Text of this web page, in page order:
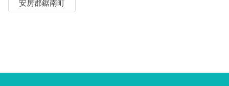
安房郡鋸南町